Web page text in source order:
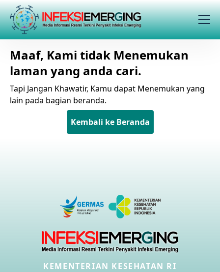
Maaf, Kami tidak Menemukan
laman yang anda cari.
Tapi Jangan Khawatir, Kamu dapat Menemukan yang
lain pada bagian beranda.
Kembali ke Beranda
KEMENTERIAN KESEHATAN RI